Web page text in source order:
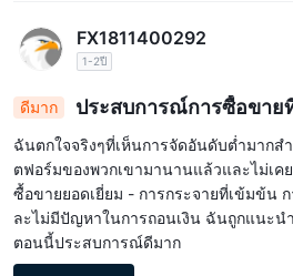
FX1811400292
1-2ปี
ดีมาก ประสบการณ์การซื้อขาย
ฉันตกใจจริงๆที่เห็นการจัดอันดับต่ำมากส
ตฟอร์มของพวกเขามานานแล้วและไม่เ
ซื้อขายยอดเยี่ยม - การกระจายที่เข้มข้น
ละไม่มีปัญหาในการถอนเงิน ฉันถูกแนะน
ตอนนี้ประสบการณ์ดีมาก